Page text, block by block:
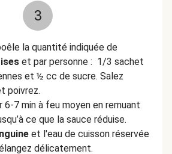
3
la quantité indiquée de
et par personne : 1/3 sachet
et ½ cc de sucre. Salez
poivrez.
6-7 min à feu moyen en remuant
ce que la sauce réduise.
et l'eau de cuisson réservée
délicatement.